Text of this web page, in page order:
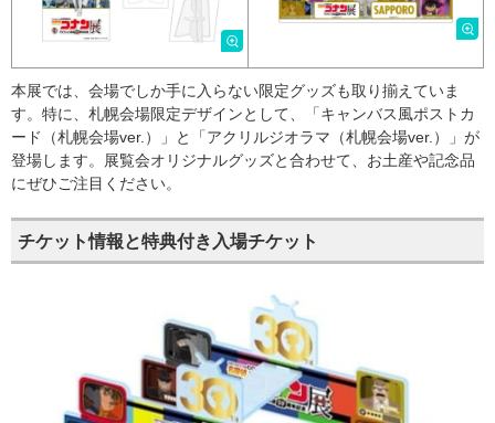
本展では、会場でしか手に入らない限定グッズも取り揃えていま
す。特に、札幌会場限定デザインとして、「キャンバス風ポストカ
ード（札幌会場ver.）」と「アクリルジオラマ（札幌会場ver.）」が
登場します。展覧会オリジナルグッズと合わせて、お土産や記念品
にぜひご注目ください。
チケット情報と特典付き入場チケット